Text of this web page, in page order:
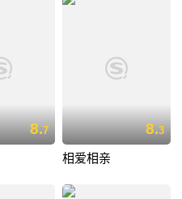
8.7 8.3
相爱相亲